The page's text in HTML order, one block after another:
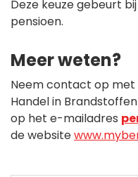
Deze keuze gebeurt
pensioen.
Meer weten?
Neem contact op met
Handel in
op het e-mailadres
de website